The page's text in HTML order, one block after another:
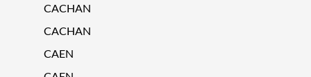
CACHAN
CACHAN
CAEN